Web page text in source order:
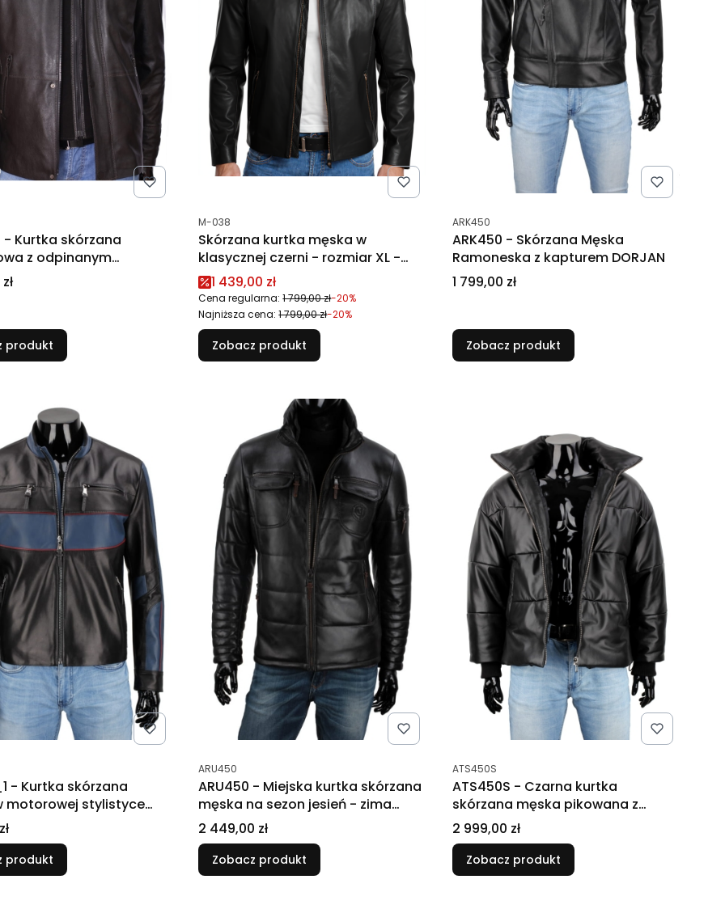
- Kurtka skórzana
z odpinanym
DORJAN
produkt
Kod produktu
M-038
Skórzana kurtka męska w
klasycznej czerni - rozmiar XL -
Wyprzedaż DORJAN
Cena promocyjna
1 439,00 zł
Cena regularna: 1 799,00 zł-20%
Najniższa cena: 1 799,00 zł-20%
Zobacz produkt
Kod produktu
ARK450
ARK450 - Skórzana Męska
Ramoneska z kapturem DORJAN
Cena
1 799,00 zł
Zobacz produkt
- Kurtka skórzana
motorowej stylistyce
produkt
Kod produktu
ARU450
ARU450 - Miejska kurtka skórzana
męska na sezon jesień - zima
DORJAN
Cena
2 449,00 zł
Zobacz produkt
Kod produktu
ATS450S
ATS450S - Czarna kurtka
skórzana męska pikowana z
ociepleniem DORJAN
Cena
2 999,00 zł
Zobacz produkt